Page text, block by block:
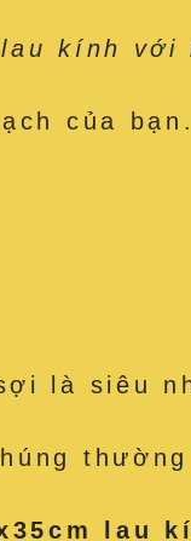
kính với
của
là siêu
lau